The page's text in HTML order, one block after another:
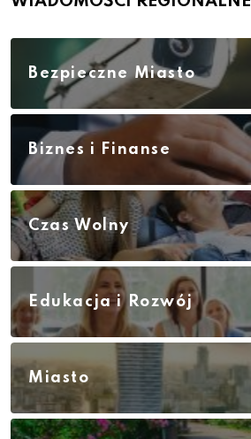
Bezpieczne Miasto
Biznes i Finanse
Czas Wolny
Edukacja i Rozwój
Miasto